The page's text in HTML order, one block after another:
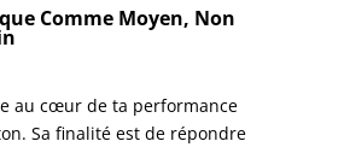
Comme Moyen, Non
au cœur de ta performance
Sa finalité est de répondre